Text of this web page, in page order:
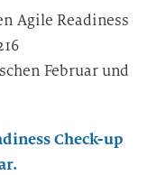
Agile Readiness
Februar und
Check-up